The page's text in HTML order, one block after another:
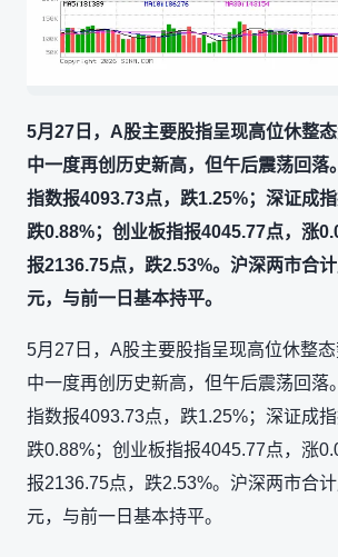
5月27日，A股主要股指呈现高位休整
中一度再创历史新高，但午后震荡回落
指数报4093.73点，跌1.25%；深证成指
跌0.88%；创业板指报4045.77点，涨
报2136.75点，跌2.53%。沪深两市合
元，与前一日基本持平。
5月27日，A股主要股指呈现高位休整
中一度再创历史新高，但午后震荡回落
指数报4093.73点，跌1.25%；深证成指
跌0.88%；创业板指报4045.77点，涨
报2136.75点，跌2.53%。沪深两市合
元，与前一日基本持平。